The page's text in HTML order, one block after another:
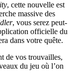
, cette nouvelle est
massive des
, vous serez peut-
officielle du
dans votre quête.
de vos trouvailles,
du jeu où l’on